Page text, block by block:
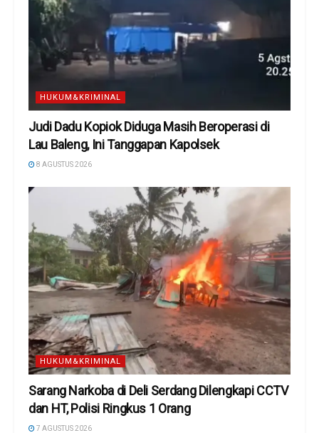
HUKUM&KRIMINAL
Judi Dadu Kopiok Diduga Masih Beroperasi di
Lau Baleng, Ini Tanggapan Kapolsek
8 AGUSTUS 2026
HUKUM&KRIMINAL
Sarang Narkoba di Deli Serdang Dilengkapi CCTV
dan HT, Polisi Ringkus 1 Orang
7 AGUSTUS 2026